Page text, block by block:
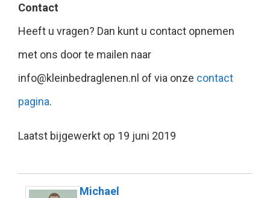
Contact
Heeft u vragen? Dan kunt u contact opnemen
met ons door te mailen naar
info@kleinbedraglenen.nl of via onze contact
pagina.
Laatst bijgewerkt op 19 juni 2019
Michael